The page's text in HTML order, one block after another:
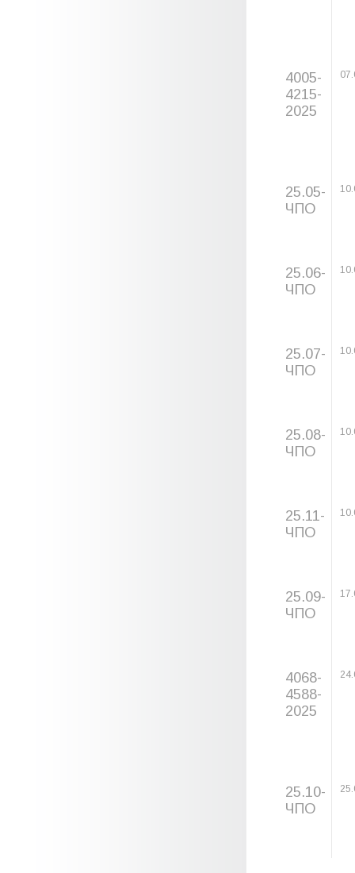
4005-
4215-
2025
25.05-
ЧПО
25.06-
ЧПО
25.07-
ЧПО
25.08-
ЧПО
25.11-
ЧПО
25.09-
ЧПО
4068-
4588-
2025
25.10-
ЧПО